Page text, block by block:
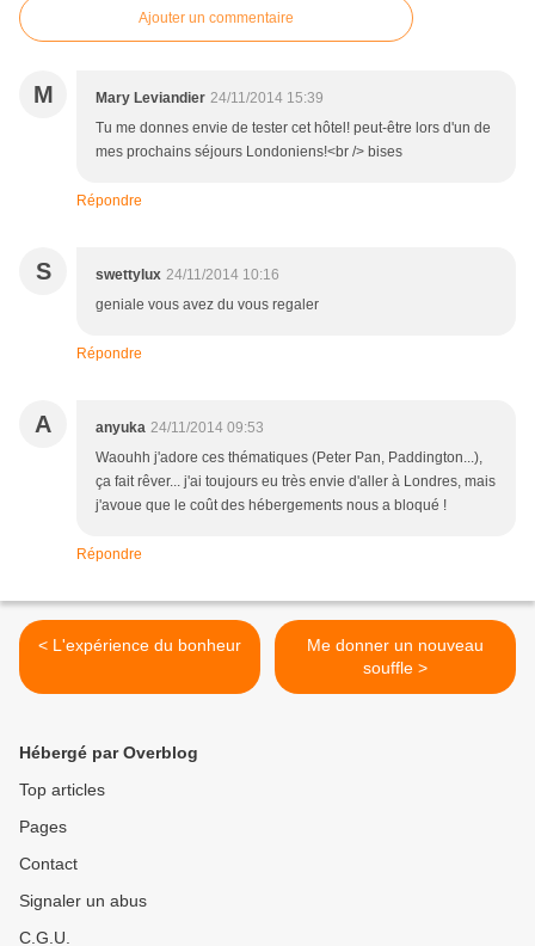
Ajouter un commentaire
M Mary Leviandier 24/11/2014 15:39
Tu me donnes envie de tester cet hôtel! peut-être lors d'un de
mes prochains séjours Londoniens!<br /> bises
Répondre
S swettylux 24/11/2014 10:16
geniale vous avez du vous regaler
Répondre
A anyuka 24/11/2014 09:53
Waouhh j'adore ces thématiques (Peter Pan, Paddington...),
ça fait rêver... j'ai toujours eu très envie d'aller à Londres, mais
j'avoue que le coût des hébergements nous a bloqué !
Répondre
< L'expérience du bonheur
Me donner un nouveau
souffle >
Hébergé par Overblog
Top articles
Pages
Contact
Signaler un abus
C.G.U.